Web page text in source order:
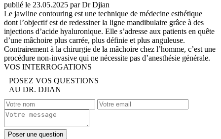
publié le 23.05.2025 par Dr Djian
Le jawline contouring est une technique de médecine esthétique
dont l’objectif est de redessiner la ligne mandibulaire grâce à des
injections d’acide hyaluronique. Elle s’adresse aux patients en quête
d’une mâchoire plus carrée, plus définie et plus anguleuse.
Contrairement à la chirurgie de la mâchoire chez l’homme, c’est une
procédure non-invasive qui ne nécessite pas d’anesthésie générale.
VOS INTERROGATIONS
POSEZ VOS QUESTIONS
AU DR. DJIAN
Poser une question